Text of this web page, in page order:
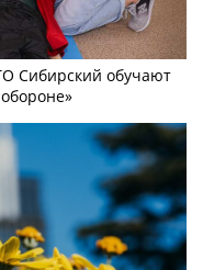
Сибирский обучают